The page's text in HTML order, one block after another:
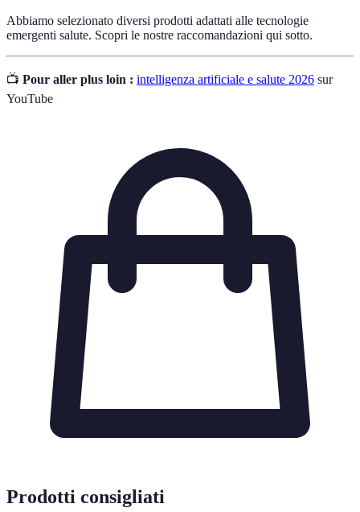
Abbiamo selezionato diversi prodotti adattati alle tecnologie
emergenti salute. Scopri le nostre raccomandazioni qui sotto.
📺 Pour aller plus loin : intelligenza artificiale e salute 2026 sur
YouTube
Prodotti consigliati